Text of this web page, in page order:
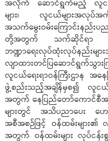
အလိုက် ဆောင်ရွက်မည့် လူငယ်ရ
များ၊ လူငယ်များအလုပ်အ
အသက်မွေးဝမ်းကြောင်းနည်းပ
တို့အတွက် သက်ဆိုင်ရာ တိုင်းဒ
ဘဏ္ဍာရေးလုပ်ထုံးလုပ်နည်
လျာထားတင်ပြဆောင်ရွက်သွား
လူငယ်ရေးရာဝန်ကြီးဌာန အန
ဖွဲ့စည်းသည့်အချိန်မှစ၍ လူငယ်
အတွက် နေပြည်တော်ကောင်စီအ
များတွင် အသိပညာပေး ဟောပ
အစီအစဉ်ဖြင့် ဝန်ထမ်းများ၏
အတွက် ဝန်ထမ်းများ လုပ်ငန်း